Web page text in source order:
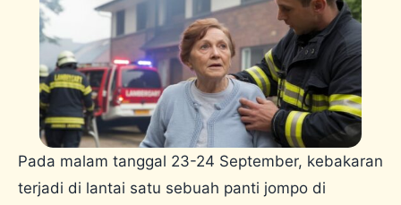
Pada malam tanggal 23-24 September, kebakaran
terjadi di lantai satu sebuah panti jompo di